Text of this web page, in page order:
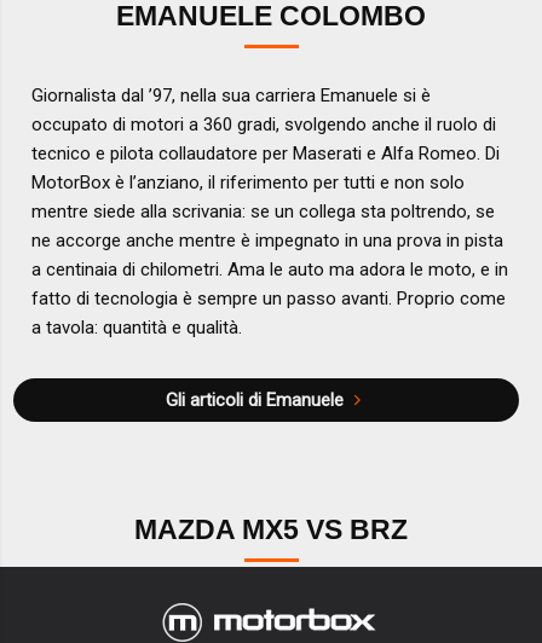
EMANUELE COLOMBO
Giornalista dal ’97, nella sua carriera Emanuele si è
occupato di motori a 360 gradi, svolgendo anche il ruolo di
tecnico e pilota collaudatore per Maserati e Alfa Romeo. Di
MotorBox è l’anziano, il riferimento per tutti e non solo
mentre siede alla scrivania: se un collega sta poltrendo, se
ne accorge anche mentre è impegnato in una prova in pista
a centinaia di chilometri. Ama le auto ma adora le moto, e in
fatto di tecnologia è sempre un passo avanti. Proprio come
a tavola: quantità e qualità.
Gli articoli di Emanuele
MAZDA MX5 VS BRZ